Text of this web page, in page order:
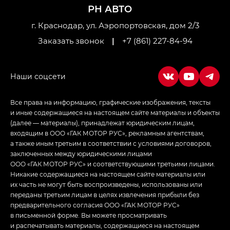
Джи Икс ПРЕМИУМ — GX PREMIUM, ЛАУНЖ —
LOUNGE
Empow — Эмпау (Empow) в комплектации
РН АВТО
г. Краснодар, ул. Аэропортовская, дом 2/3
Заказать звонок
| +7 (861) 227-84-94
Все права на информацию, графические изображения, тексты
и иные содержащиеся на настоящем сайте материалы и объекты
(далее — материалы), принадлежат юридическим лицам,
входящим в ООО «ГАК МОТОР РУС», рекламным агентствам,
а также иным третьим в соответствии с условиями договоров,
заключенных между юридическими лицами
ООО «ГАК МОТОР РУС» и соответствующими третьими лицами.
Никакие содержащиеся на настоящем сайте материалы или
их часть не могут быть воспроизведены, использованы или
переданы третьим лицам в целях извлечения прибыли без
предварительного согласия ООО «ГАК МОТОР РУС»
в письменной форме. Вы можете просматривать
и распечатывать материалы, содержащиеся на настоящем